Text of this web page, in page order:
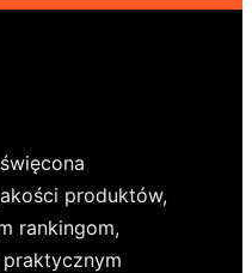
produktów,
rankingom,